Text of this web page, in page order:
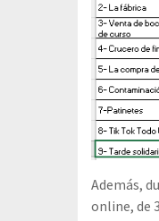
Además,
online, de